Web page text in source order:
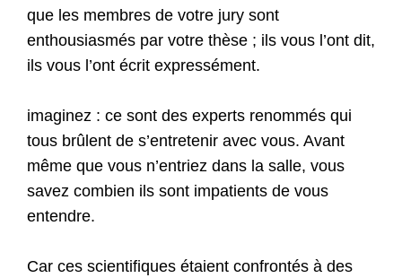
que les membres de votre jury sont
enthousiasmés par votre thèse ; ils vous l’ont dit,
ils vous l’ont écrit expressément.
imaginez : ce sont des experts renommés qui
tous brûlent de s’entretenir avec vous. Avant
même que vous n’entriez dans la salle, vous
savez combien ils sont impatients de vous
entendre.
Car ces scientifiques étaient confrontés à des